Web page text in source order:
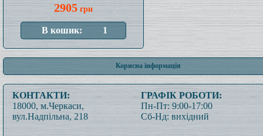
2905 грн
Корисна інформація
КОНТАКТИ:
18000, м.Черкаси,
вул.Надпільна, 218
ГРАФІК РОБОТИ:
Пн-Пт: 9:00-17:00
Сб-Нд: вихідний